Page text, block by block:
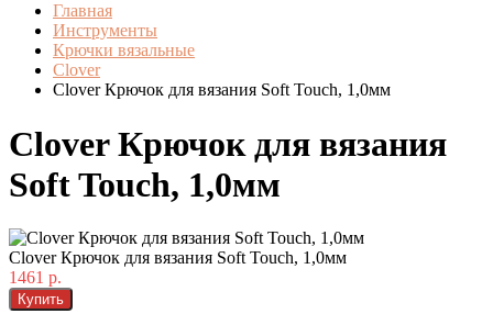
Главная
Инструменты
Крючки вязальные
Clover
Clover Крючок для вязания Soft Touch, 1,0мм
Clover Крючок для вязания
Soft Touch, 1,0мм
Clover Крючок для вязания Soft Touch, 1,0мм
1461 р.
Купить